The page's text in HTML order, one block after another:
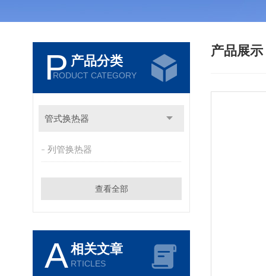
P 产品分类
RODUCT CATEGORY
管式换热器
列管换热器
查看全部
A相关文章
RTICLES
产品展示